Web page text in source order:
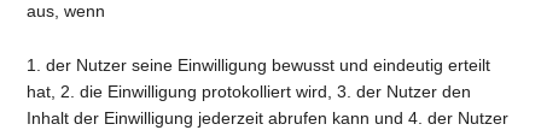
aus, wenn
1. der Nutzer seine Einwilligung bewusst und eindeutig erteilt
hat, 2. die Einwilligung protokolliert wird, 3. der Nutzer den
Inhalt der Einwilligung jederzeit abrufen kann und 4. der Nutzer